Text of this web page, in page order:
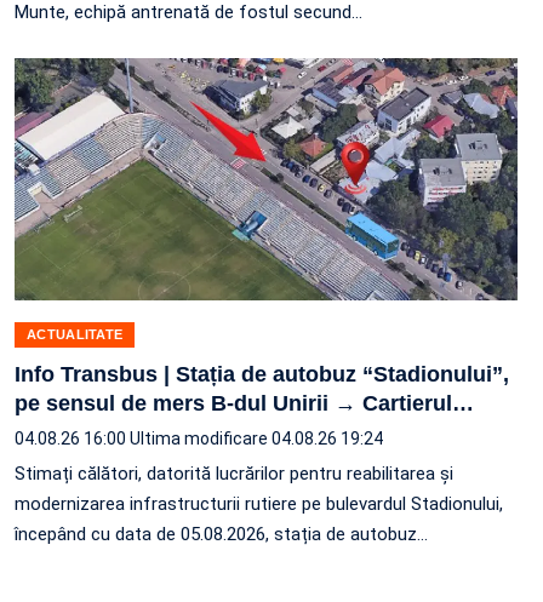
Munte, echipă antrenată de fostul secund…
ACTUALITATE
Info Transbus | Stația de autobuz “Stadionului”,
pe sensul de mers B-dul Unirii → Cartierul …
04.08.26 16:00 Ultima modificare 04.08.26 19:24
Stimați călători, datorită lucrărilor pentru reabilitarea și
modernizarea infrastructurii rutiere pe bulevardul Stadionului,
începând cu data de 05.08.2026, stația de autobuz…